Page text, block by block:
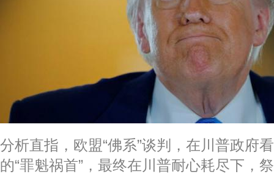
分析直指，欧盟“佛系”谈判，在川普政府
的“罪魁祸首”，最终在川普耐心耗尽下，